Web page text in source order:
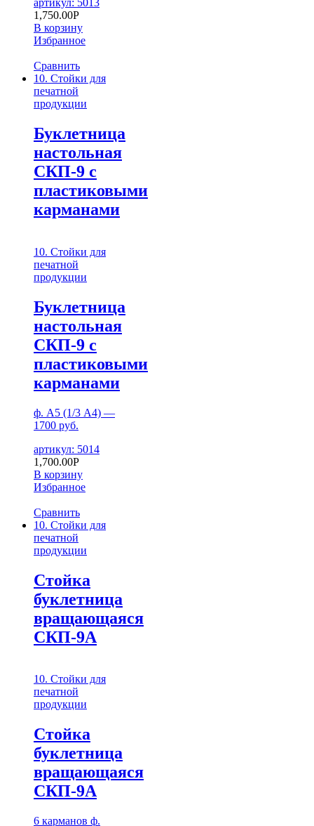
артикул: 5013
1,750.00Р
В корзину
Избранное
Сравнить
10. Стойки для
печатной
продукции
Буклетница
настольная
СКП-9 с
пластиковыми
карманами
10. Стойки для
печатной
продукции
Буклетница
настольная
СКП-9 с
пластиковыми
карманами
ф. А5 (1/3 А4) —
1700 руб.
артикул: 5014
1,700.00Р
В корзину
Избранное
Сравнить
10. Стойки для
печатной
продукции
Стойка
буклетница
вращающаяся
СКП-9A
10. Стойки для
печатной
продукции
Стойка
буклетница
вращающаяся
СКП-9A
6 карманов ф.